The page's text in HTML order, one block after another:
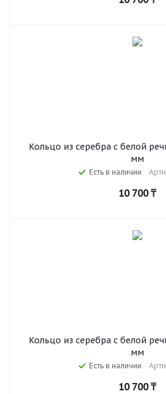
Кольцо из серебра с белой
мм
Есть в наличии
10 700₸
Кольцо из серебра с белой
мм
Есть в наличии
10 700₸